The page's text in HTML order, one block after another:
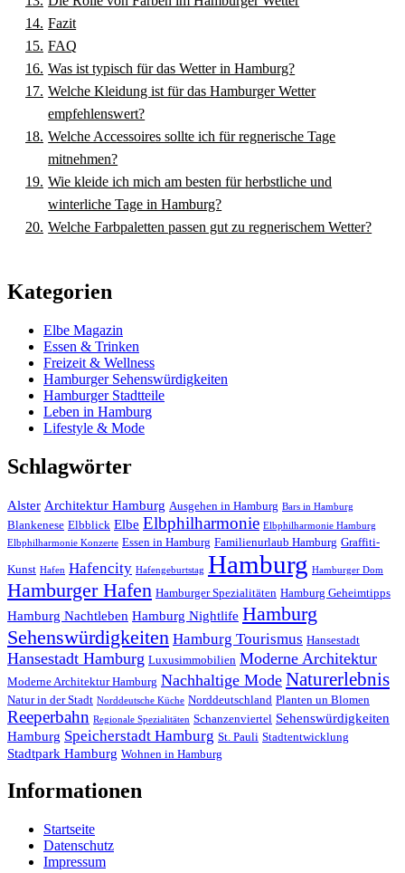
Fazit
FAQ
Was ist typisch für das Wetter in Hamburg?
Welche Kleidung ist für das Hamburger Wetter
empfehlenswert?
Welche Accessoires sollte ich für regnerische Tage
mitnehmen?
Wie kleide ich mich am besten für herbstliche und
winterliche Tage in Hamburg?
Welche Farbpaletten passen gut zu regnerischem Wetter?
Kategorien
Elbe Magazin
Essen & Trinken
Freizeit & Wellness
Hamburger Sehenswürdigkeiten
Hamburger Stadtteile
Leben in Hamburg
Lifestyle & Mode
Schlagwörter
Alster Architektur Hamburg Ausgehen in Hamburg Bars in Hamburg
Blankenese Elbblick Elbe Elbphilharmonie Elbphilharmonie Hamburg
Elbphilharmonie Konzerte Essen in Hamburg Familienurlaub Hamburg Graffiti-
Kunst Hafen Hafencity Hafengeburtstag Hamburg Hamburger Dom
Hamburger Hafen Hamburger Spezialitäten Hamburg Geheimtipps
Hamburg Nachtleben Hamburg Nightlife Hamburg
Sehenswürdigkeiten Hamburg Tourismus Hansestadt
Hansestadt Hamburg Luxusimmobilien Moderne Architektur
Moderne Architektur Hamburg Nachhaltige Mode Naturerlebnis
Natur in der Stadt Norddeutsche Küche Norddeutschland Planten un Blomen
Reeperbahn Regionale Spezialitäten Schanzenviertel Sehenswürdigkeiten
Hamburg Speicherstadt Hamburg St. Pauli Stadtentwicklung
Stadtpark Hamburg Wohnen in Hamburg
Informationen
Startseite
Datenschutz
Impressum